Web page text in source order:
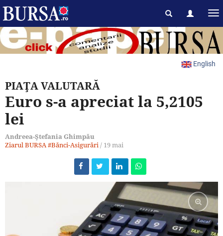
English
PIAŢA VALUTARĂ
Euro s-a apreciat la 5,2105
lei
Andreea-Ştefania Ghimpău
Ziarul BURSA#Bănci-Asigurări/ 19 mai